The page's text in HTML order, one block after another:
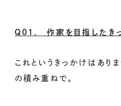
Q01. 作家を目指したきっ
これというきっかけはあり
の積み重ねで。